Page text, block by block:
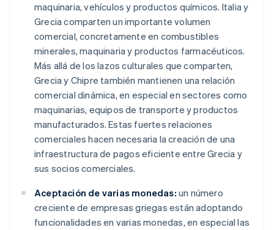
maquinaria, vehículos y productos químicos. Italia y
Grecia comparten un importante volumen
comercial, concretamente en combustibles
minerales, maquinaria y productos farmacéuticos.
Más allá de los lazos culturales que comparten,
Grecia y Chipre también mantienen una relación
comercial dinámica, en especial en sectores como
maquinarias, equipos de transporte y productos
manufacturados. Estas fuertes relaciones
comerciales hacen necesaria la creación de una
infraestructura de pagos eficiente entre Grecia y
sus socios comerciales.
Aceptación de varias monedas: un número
creciente de empresas griegas están adoptando
funcionalidades en varias monedas, en especial las